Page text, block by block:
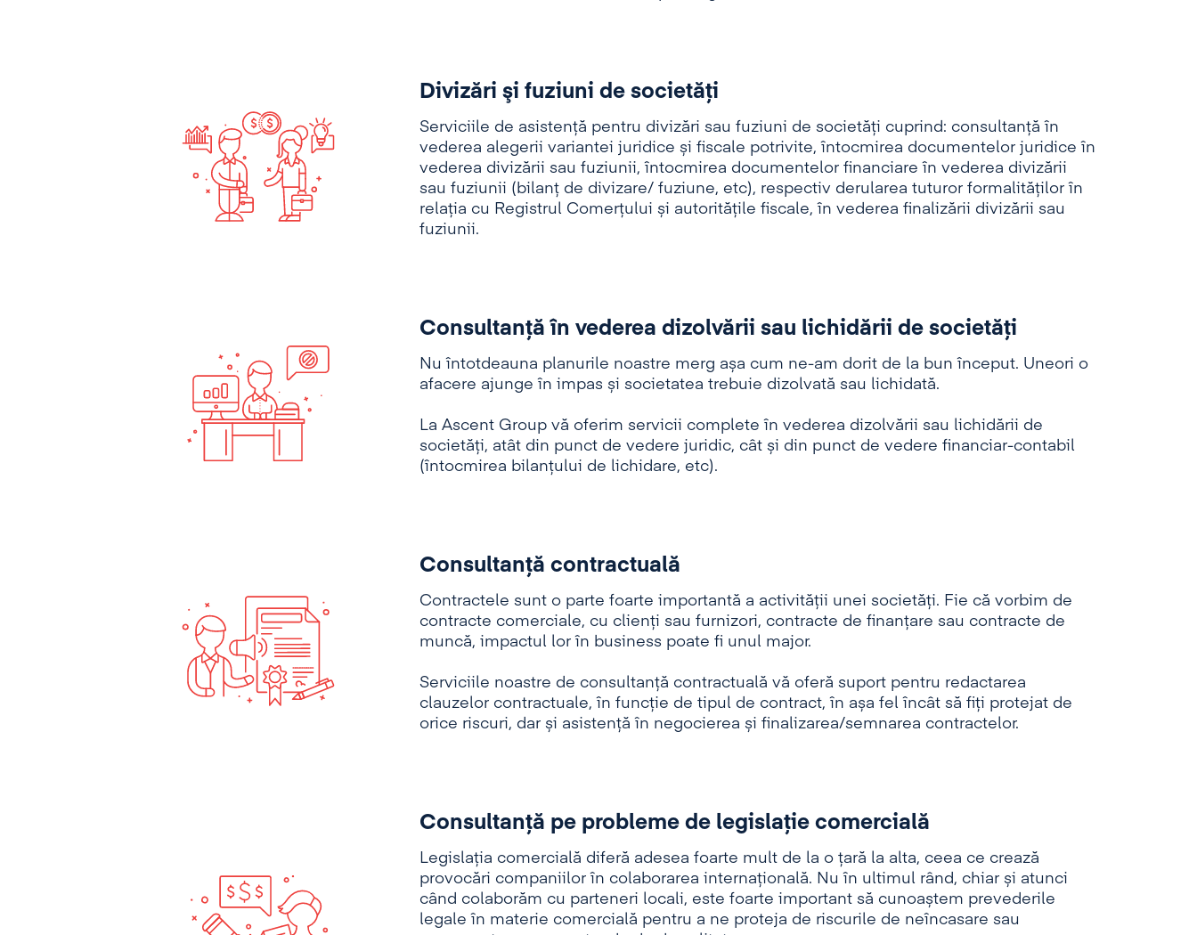
Divizări şi fuziuni de societăţi
Serviciile de asistență pentru divizări sau fuziuni de societăți cuprind: consultanță în
vederea alegerii variantei juridice și fiscale potrivite, întocmirea documentelor juridice în
vederea divizării sau fuziunii, întocmirea documentelor financiare în vederea divizării
sau fuziunii (bilanț de divizare/ fuziune, etc), respectiv derularea tuturor formalităților în
relația cu Registrul Comerțului și autoritățile fiscale, în vederea finalizării divizării sau
fuziunii.
Consultanţă în vederea dizolvării sau lichidării de societăţi
Nu întotdeauna planurile noastre merg așa cum ne-am dorit de la bun început. Uneori o
afacere ajunge în impas și societatea trebuie dizolvată sau lichidată.
La Ascent Group vă oferim servicii complete în vederea dizolvării sau lichidării de
societăți, atât din punct de vedere juridic, cât și din punct de vedere financiar-contabil
(întocmirea bilanțului de lichidare, etc).
Consultanţă contractuală
Contractele sunt o parte foarte importantă a activității unei societăți. Fie că vorbim de
contracte comerciale, cu clienți sau furnizori, contracte de finanțare sau contracte de
muncă, impactul lor în business poate fi unul major.
Serviciile noastre de consultanță contractuală vă oferă suport pentru redactarea
clauzelor contractuale, în funcție de tipul de contract, în așa fel încât să fiți protejat de
orice riscuri, dar și asistență în negocierea și finalizarea/semnarea contractelor.
Consultanţă pe probleme de legislaţie comercială
Legislația comercială diferă adesea foarte mult de la o țară la alta, ceea ce crează
provocări companiilor în colaborarea internațională. Nu în ultimul rând, chiar și atunci
când colaborăm cu parteneri locali, este foarte important să cunoaștem prevederile
legale în materie comercială pentru a ne proteja de riscurile de neîncasare sau